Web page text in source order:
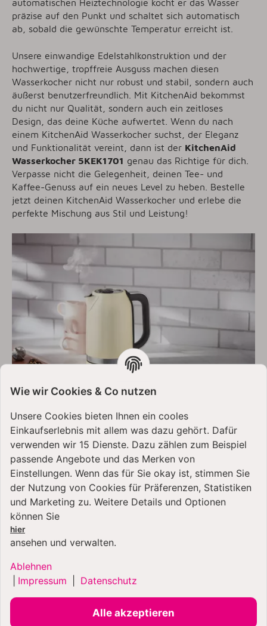
automatischen Heiztechnologie kocht er das Wasser
präzise auf den Punkt und schaltet sich automatisch
ab, sobald die gewünschte Temperatur erreicht ist.
Unsere einwandige Edelstahlkonstruktion und der
hochwertige, tropffreie Ausguss machen diesen
Wasserkocher nicht nur robust und stabil, sondern auch
äußerst benutzerfreundlich. Mit KitchenAid bekommst
du nicht nur Qualität, sondern auch ein zeitloses
Design, das deine Küche aufwertet. Wenn du nach
einem KitchenAid Wasserkocher suchst, der Eleganz
und Funktionalität vereint, dann ist der KitchenAid
Wasserkocher 5KEK1701 genau das Richtige für dich.
Verpasse nicht die Gelegenheit, deinen Tee- und
Kaffee-Genuss auf ein neues Level zu heben. Bestelle
jetzt deinen KitchenAid Wasserkocher und erlebe die
perfekte Mischung aus Stil und Leistung!
Technische Details des
KitchenAid Wasserkochers
Fassungsvermögen:1,7 Liter
Größe H x B x T:
25,4 x 21,6 x 16,26 cm
Gewicht:
1,7 kg
Leistung:2000 - 2400 W
Spannung:220 - 240 W
Frequenz:
Gehäusematerial:
Wie wir Cookies & Co nutzen
Unsere Cookies bieten Ihnen ein cooles
Einkaufserlebnis mit allem was dazu gehört. Dafür
verwenden wir 15 Dienste. Dazu zählen zum Beispiel
passende Angebote und das Merken von
Einstellungen. Wenn das für Sie okay ist, stimmen Sie
der Nutzung von Cookies für Präferenzen, Statistiken
und Marketing zu. Weitere Details und Optionen
können Sie
hier
ansehen und verwalten.
Ablehnen
Impressum Datenschutz
Alle akzeptieren